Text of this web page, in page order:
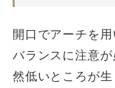
開口でアーチを
バランスに注意
然低いところが